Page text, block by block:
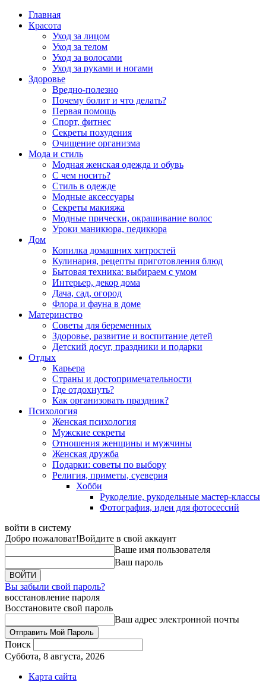
Главная
Красота
Уход за лицом
Уход за телом
Уход за волосами
Уход за руками и ногами
Здоровье
Вредно-полезно
Почему болит и что делать?
Первая помощь
Спорт, фитнес
Секреты похудения
Очищение организма
Мода и стиль
Модная женская одежда и обувь
С чем носить?
Стиль в одежде
Модные аксессуары
Секреты макияжа
Модные прически, окрашивание волос
Уроки маникюра, педикюра
Дом
Копилка домашних хитростей
Кулинария, рецепты приготовления блюд
Бытовая техника: выбираем с умом
Интерьер, декор дома
Дача, сад, огород
Флора и фауна в доме
Материнство
Советы для беременных
Здоровье, развитие и воспитание детей
Детский досуг, праздники и подарки
Отдых
Карьера
Страны и достопримечательности
Где отдохнуть?
Как организовать праздник?
Психология
Женская психология
Мужские секреты
Отношения женщины и мужчины
Женская дружба
Подарки: советы по выбору
Религия, приметы, суеверия
Хобби
Рукоделие, рукодельные мастер-классы
Фотография, идеи для фотосессий
войти в систему
Добро пожаловат!Войдите в свой аккаунт
Ваше имя пользователя
Ваш пароль
Вы забыли свой пароль?
восстановление пароля
Восстановите свой пароль
Ваш адрес электронной почты
Поиск
Суббота, 8 августа, 2026
Карта сайта